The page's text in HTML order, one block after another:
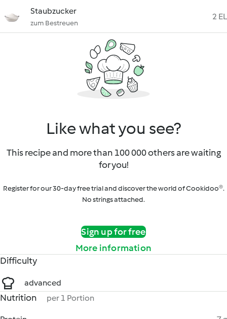
Staubzucker
zum Bestreuen
2 EL
Like what you see?
This recipe and more than 100 000 others are waiting
for you!
Register for our 30-day free trial and discover the world of Cookidoo®.
No strings attached.
Sign up for free
More information
Difficulty
advanced
Nutrition per 1 Portion